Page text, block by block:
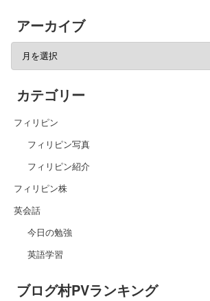
アーカイブ
カテゴリー
フィリピン
フィリピン写真
フィリピン紹介
フィリピン株
英会話
今日の勉強
英語学習
ブログ村PVランキング